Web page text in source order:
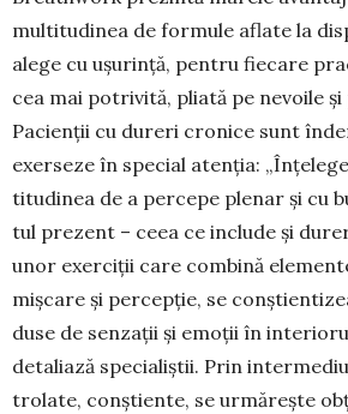
multitudinea de formule aflate la
alege cu ușurință, pentru fiecare
cea mai potrivită, pliată pe nevoile
Pacienții cu du­reri cronice sunt
exerseze în special atenția:
titudinea de a percepe ple­nar și cu
tul prezent – ceea ce include și
unor exerciții care com­bină
mișcare și percepție, se
duse de senzații și emoții în
deta­liază specialiștii. Prin
tro­late, conștiente, se urmă­rește